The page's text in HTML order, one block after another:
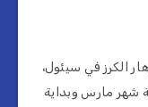
الكرز في سيئول،
شهر مارس وبداية